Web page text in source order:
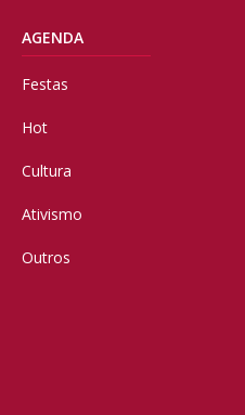
AGENDA
Festas
Hot
Cultura
Ativismo
Outros